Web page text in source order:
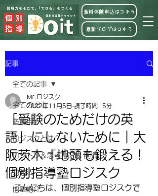
無料体験申込はコチラ
最新ブログはコチラ
記事
全ての記事
塾費用
ロジスクとは？！
ロジトレ＆思考力育成 関連
勉強法
他塾紹介
全ての記事
「受験のためだけの英
語」にしないために｜大
阪茨木『地頭も鍛える！
個別指導塾ロジスク
Mr.ロジスク
2022年11月5日 読了時間: 5分
こんにちは、個別指導塾ロジスクで